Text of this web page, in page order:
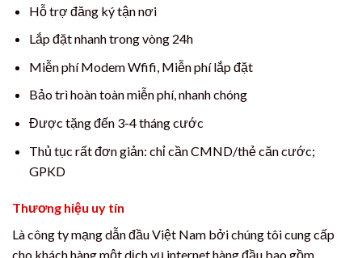
Hỗ trợ đăng ký tận nơi
Lắp đặt nhanh trong vòng 24h
Miễn phí Modem Wfifi, Miễn phí lắp đặt
Bảo trì hoàn toàn miễn phí, nhanh chóng
Được tặng đến 3-4 tháng cước
Thủ tục rất đơn giản: chỉ cần CMND/thẻ căn cước;
GPKD
Thương hiệu uy tín
Là công ty mạng dẫn đầu Việt Nam bởi chúng tôi cung cấp
cho khách hàng một dịch vụ internet hàng đầu bao gồm